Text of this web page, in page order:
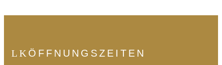
ÖFFNUNGSZEITEN